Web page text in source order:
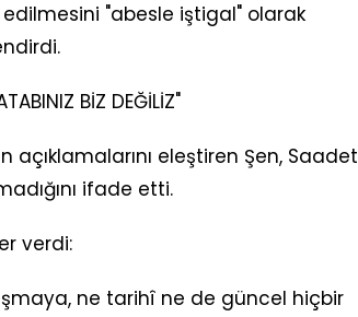
"abesle iştigal" olarak
BİZ DEĞİLİZ"
açıklamalarını eleştiren Şen, Saadet
ifade etti.
verdi:
ne tarihî ne de güncel hiçbir